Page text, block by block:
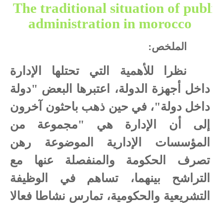
The traditional situation of public
administration in morocco
الملخص:
نظرا للأهمية التي تحتلها الإدارة
داخل أجهزة الدولة، اعتبرها البعض "دولة
داخل دولة"، في حين ذهب باحثون آخرون
إلى أن الإدارة هي "مجموعة من
المؤسسات الإدارية الموضوعة رهن
تصرف الحكومة والمنفصلة عنها مع
التراشح بينهما، تساهم في الوظيفة
التشريعية والحكومية، تمارس نشاطا فعالا